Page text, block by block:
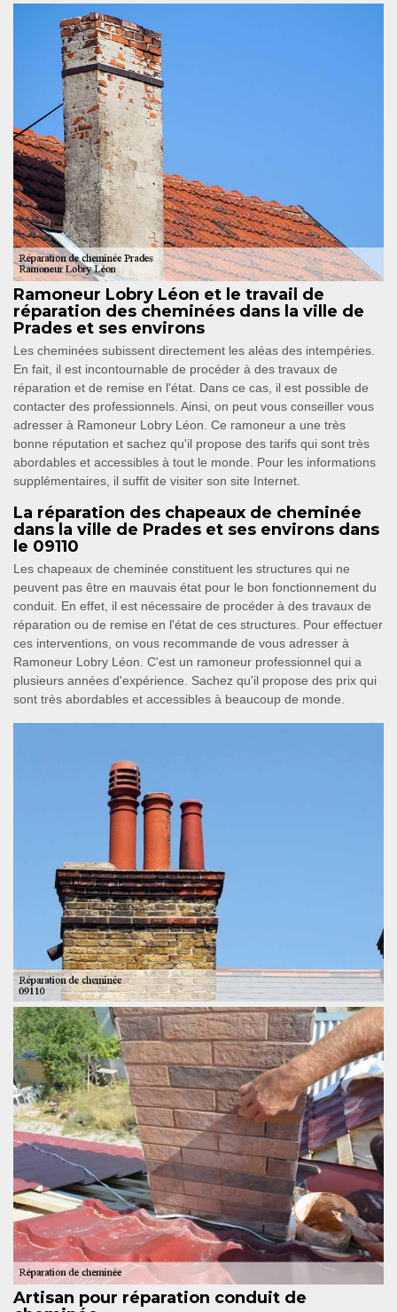
Ramoneur Lobry Léon et le travail de
réparation des cheminées dans la ville de
Prades et ses environs
Les cheminées subissent directement les aléas des intempéries.
En fait, il est incontournable de procéder à des travaux de
réparation et de remise en l'état. Dans ce cas, il est possible de
contacter des professionnels. Ainsi, on peut vous conseiller vous
adresser à Ramoneur Lobry Léon. Ce ramoneur a une très
bonne réputation et sachez qu'il propose des tarifs qui sont très
abordables et accessibles à tout le monde. Pour les informations
supplémentaires, il suffit de visiter son site Internet.
La réparation des chapeaux de cheminée
dans la ville de Prades et ses environs dans
le 09110
Les chapeaux de cheminée constituent les structures qui ne
peuvent pas être en mauvais état pour le bon fonctionnement du
conduit. En effet, il est nécessaire de procéder à des travaux de
réparation ou de remise en l'état de ces structures. Pour effectuer
ces interventions, on vous recommande de vous adresser à
Ramoneur Lobry Léon. C'est un ramoneur professionnel qui a
plusieurs années d'expérience. Sachez qu'il propose des prix qui
sont très abordables et accessibles à beaucoup de monde.
Artisan pour réparation conduit de